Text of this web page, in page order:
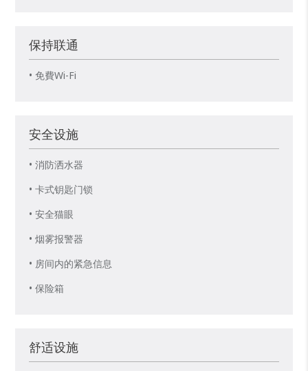
保持联通
• 免費Wi-Fi
安全设施
• 消防洒水器
• 卡式钥匙门锁
• 安全猫眼
• 烟雾报警器
• 房间内的紧急信息
• 保险箱
舒适设施